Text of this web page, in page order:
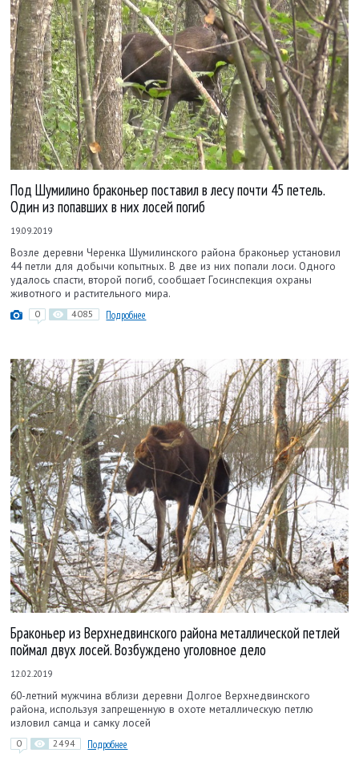
Под Шумилино браконьер поставил в лесу почти 45 петель.
Один из попавших в них лосей погиб
19.09.2019
Возле деревни Черенка Шумилинского района браконьер установил
44 петли для добычи копытных. В две из них попали лоси. Одного
удалось спасти, второй погиб, сообщает Госинспекция охраны
животного и растительного мира.
0 4085 Подробнее
Браконьер из Верхнедвинского района металлической петлей
поймал двух лосей. Возбуждено уголовное дело
12.02.2019
60-летний мужчина вблизи деревни Долгое Верхнедвинского
района, используя запрещенную в охоте металлическую петлю
изловил самца и самку лосей
0 2494 Подробнее